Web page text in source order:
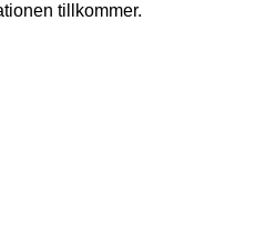
tillkommer.